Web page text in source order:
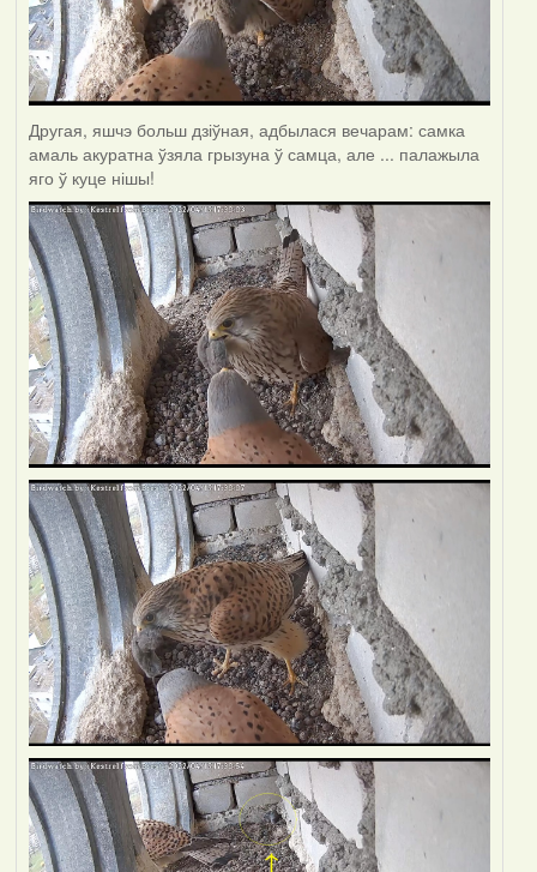
Другая, яшчэ больш дзіўная, адбылася вечарам: самка
амаль акуратна ўзяла грызуна ў самца, але ... палажыла
яго ў куце нішы!